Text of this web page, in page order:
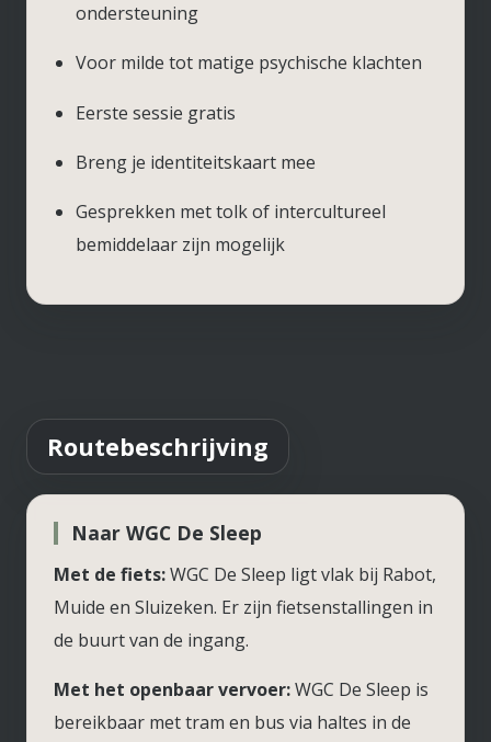
ondersteuning
Voor milde tot matige psychische klachten
Eerste sessie gratis
Breng je identiteitskaart mee
Gesprekken met tolk of intercultureel
bemiddelaar zijn mogelijk
Routebeschrijving
Naar WGC De Sleep
Met de fiets:WGC De Sleep ligt vlak bij Rabot,
Muide en Sluizeken. Er zijn fietsenstallingen in
de buurt van de ingang.
Met het openbaar vervoer:WGC De Sleep is
bereikbaar met tram en bus via haltes in de